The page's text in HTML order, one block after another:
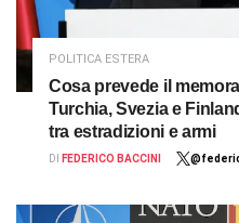
POLITICA ESTERA
Cosa prevede il
Turchia, Svezia e
tra estradizioni e armi
DI FEDERICO BACCINI